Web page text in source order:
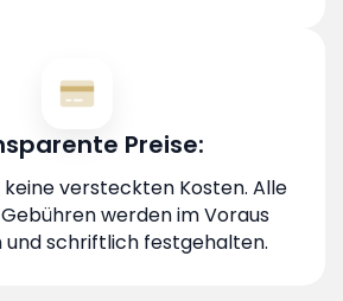
Preise:
keine versteckten Kosten. Alle
werden im Voraus
schriftlich festgehalten.